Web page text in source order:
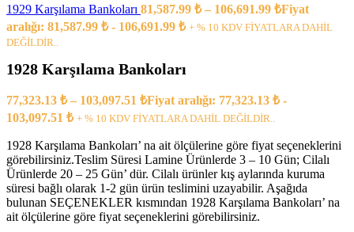
1929 Karşılama Bankoları 81,587.99 ₺ – 106,691.99 ₺Fiyat
aralığı: 81,587.99 ₺ - 106,691.99 ₺ + % 10 KDV FİYATLARA DAHİL
DEĞİLDİR..
1928 Karşılama Bankoları
77,323.13 ₺ – 103,097.51 ₺Fiyat aralığı: 77,323.13 ₺ -
103,097.51 ₺ + % 10 KDV FİYATLARA DAHİL DEĞİLDİR..
1928 Karşılama Bankoları’ na ait ölçülerine göre fiyat seçeneklerini
görebilirsiniz.Teslim Süresi Lamine Ürünlerde 3 – 10 Gün; Cilalı
Ürünlerde 20 – 25 Gün’ dür. Cilalı ürünler kış aylarında kuruma
süresi bağlı olarak 1-2 gün ürün teslimini uzayabilir. Aşağıda
bulunan SEÇENEKLER kısmından 1928 Karşılama Bankoları’ na
ait ölçülerine göre fiyat seçeneklerini görebilirsiniz.